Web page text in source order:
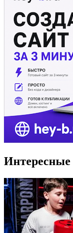
Интересные